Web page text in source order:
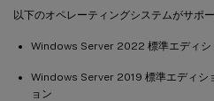
以下のオペレーティングシステムがサポ
Windows Server 2022 標準エディシ
Windows Server 2019 標準エディシ
ョン